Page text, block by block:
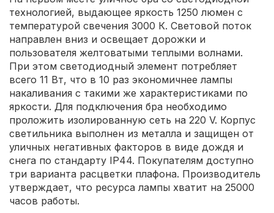
технологией, выдающее яркость 1250 люмен с
температурой свечения 3000 К. Световой поток
направлен вниз и освещает дорожки и
пользователя желтоватыми теплыми волнами.
При этом светодиодный элемент потребляет
всего 11 Вт, что в 10 раз экономичнее лампы
накаливания с такими же характеристиками по
яркости. Для подключения бра необходимо
проложить изолированную сеть на 220 V. Корпус
светильника выполнен из металла и защищен от
уличных негативных факторов в виде дождя и
снега по стандарту IP44. Покупателям доступно
три варианта расцветки плафона. Производитель
утверждает, что ресурса лампы хватит на 25000
часов работы.